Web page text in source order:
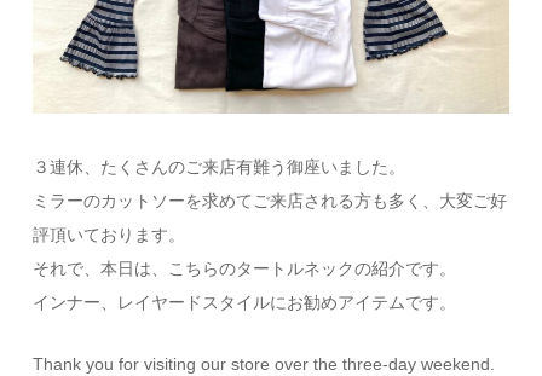
３連休、たくさんのご来店有難う御座いました。
ミラーのカットソーを求めてご来店される方も多く、大変ご好
評頂いております。
それで、本日は、こちらのタートルネックの紹介です。
インナー、レイヤードスタイルにお勧めアイテムです。
Thank you for visiting our store over the three-day weekend.